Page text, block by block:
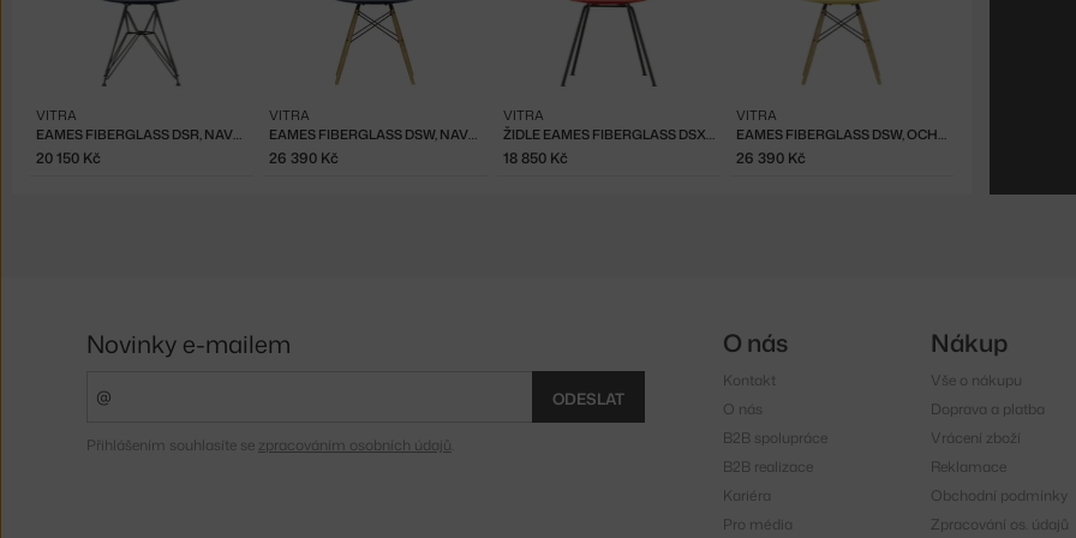
EAMES FIBERGLASS DSR, NAVY BLUE
VITRA
20 150 Kč
EAMES FIBERGLASS DSW, NAVY BLUE/ASH
VITRA
26 390 Kč
ŽIDLE EAMES FIBERGLASS DSX, RED
VITRA
18 850 Kč
EAMES FIBERGLASS DSW, OCHRE LIGHT/ASH
VITRA
26 390 Kč
Novinky e-mailem
ODESLAT
Přihlášením souhlasíte se zpracováním osobních údajů
O nás
Kontakt
O nás
B2B spolupráce
B2B realizace
Kariéra
Pro média
Nákup
Vše o nákupu
Doprava a platba
Vrácení zboží
Reklamace
Obchodní podmínky
Zpracování os. údajů